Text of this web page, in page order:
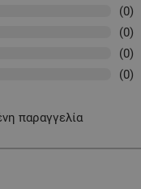
(0)
(0)
(0)
(0)
παραγγελία